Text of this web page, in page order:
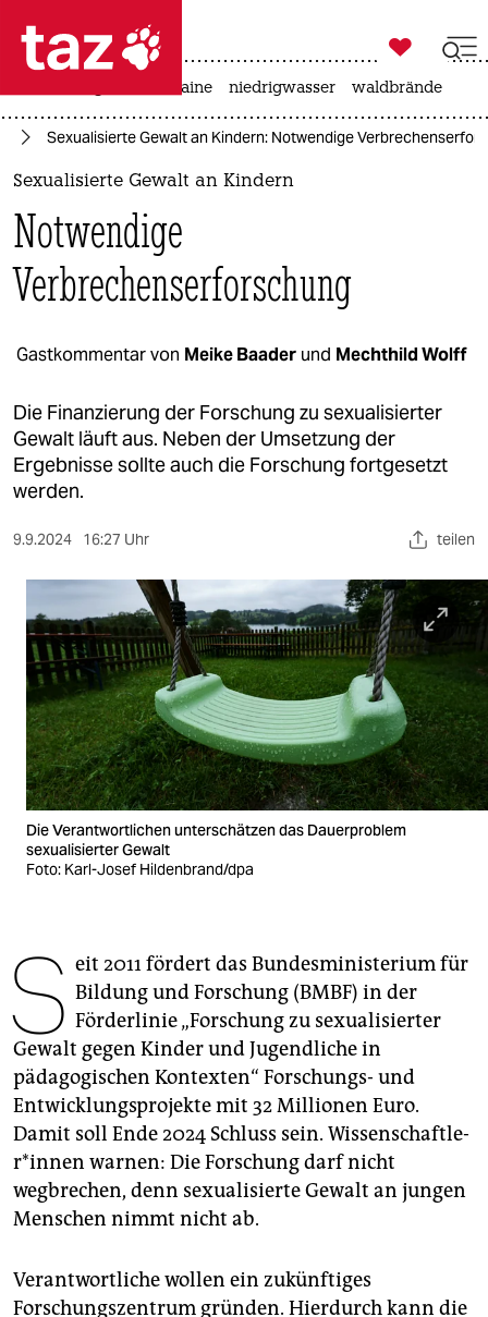
 taz zahl ich
taz zahl ich
politik
öko
gesellschaft
sport
berlin
nord
wahrheit
verlag
verlag
veranstaltungen
shop
fragen & hilfe
unterstützen
epaper login

taz zahl ich
krieg in der ukraine niedrigwasser waldbrände
Sexualisierte Gewalt an Kindern: Notwendige
Sexualisierte Gewalt an Kindern
Notwendige
Verbrechenserforschung
Gastkommentar von Meike Baader und Mechthild Wolff
Die Finanzierung der Forschung zu sexualisierter
Gewalt läuft aus. Neben der Umsetzung der
Ergebnisse sollte auch die Forschung fortgesetzt
werden.
9.9.2024 16:27 Uhr teilen
Die Verantwortlichen unterschätzen das Dauerproblem
sexualisierter Gewalt
Foto: Karl-Josef Hildenbrand/dpa
S eit 2011 fördert das Bundesministerium für
Bildung und Forschung (BMBF) in der
Förderlinie „Forschung zu sexualisierter
Gewalt gegen Kinder und Jugendliche in
pädagogischen Kontexten“ Forschungs- und
Entwicklungsprojekte mit 32 Millionen Euro.
Damit soll Ende 2024 Schluss sein. Wis­sen­schaft­le­
r*in­nen warnen: Die Forschung darf nicht
wegbrechen, denn sexualisierte Gewalt an jungen
Menschen nimmt nicht ab.
Verantwortliche wollen ein zukünftiges
Forschungszentrum gründen. Hierdurch kann die